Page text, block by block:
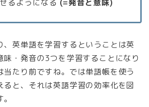
るようになる (=発音と意味)
、英単語を学習するということは英
味・発音の3つを学習することになり
当たり前ですね。では単語帳を使う
ると、それは英語学習の効率化を図